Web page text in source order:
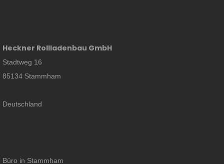
Heckner Rollladenbau GmbH
Stadtweg 16
85134 Stammham
Deutschland
Büro in Stammham